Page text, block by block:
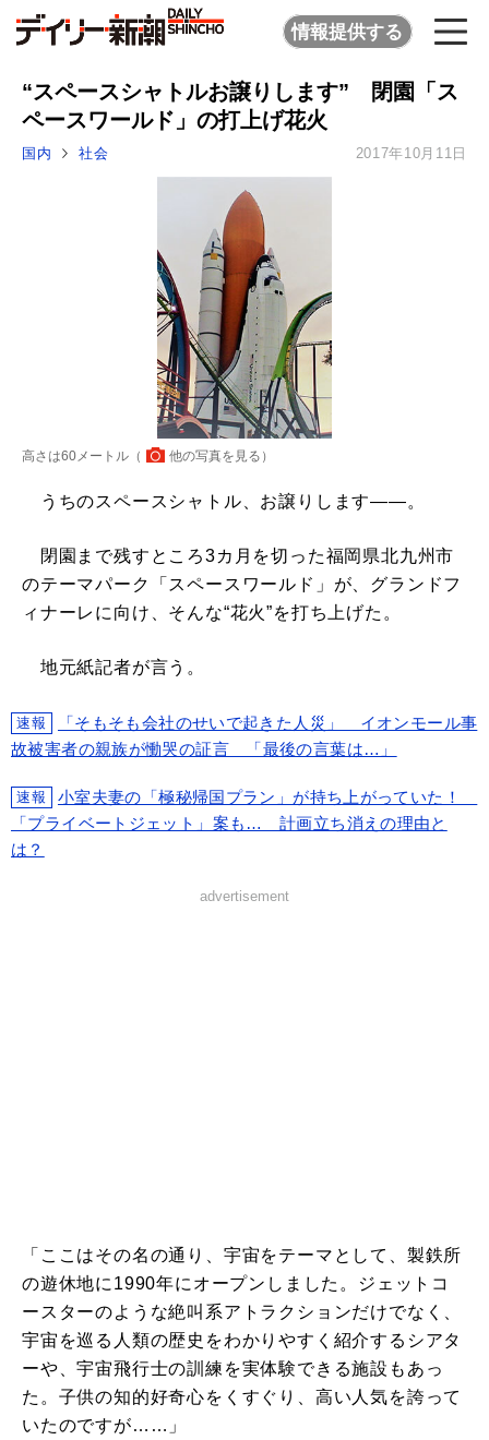
情報提供する
“スペースシャトルお譲りします” 閉園「ス
ペースワールド」の打上げ花火
国内 社会 2017年10月11日
高さは60メートル（ 他の写真を見る ）
うちのスペースシャトル、お譲りします――。
閉園まで残すところ3カ月を切った福岡県北九州市
のテーマパーク「スペースワールド」が、グランドフ
ィナーレに向け、そんな“花火”を打ち上げた。
地元紙記者が言う。
速報
「そもそも会社のせいで起きた人災」 イオンモール事
故被害者の親族が慟哭の証言 「最後の言葉は…」
速報
小室夫妻の「極秘帰国プラン」が持ち上がっていた！
「プライベートジェット」案も… 計画立ち消えの理由と
は？
advertisement
「ここはその名の通り、宇宙をテーマとして、製鉄所
の遊休地に1990年にオープンしました。ジェットコ
ースターのような絶叫系アトラクションだけでなく、
宇宙を巡る人類の歴史をわかりやすく紹介するシアタ
ーや、宇宙飛行士の訓練を実体験できる施設もあっ
た。子供の知的好奇心をくすぐり、高い人気を誇って
いたのですが……」